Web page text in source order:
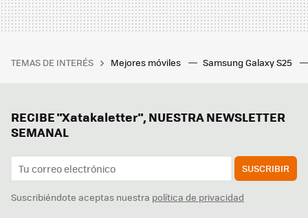
TEMAS DE INTERÉS Mejores móviles Samsung Galaxy S25
RECIBE "Xatakaletter", NUESTRA NEWSLETTER
SEMANAL
SUSCRIBIR
Suscribiéndote aceptas nuestra política de privacidad